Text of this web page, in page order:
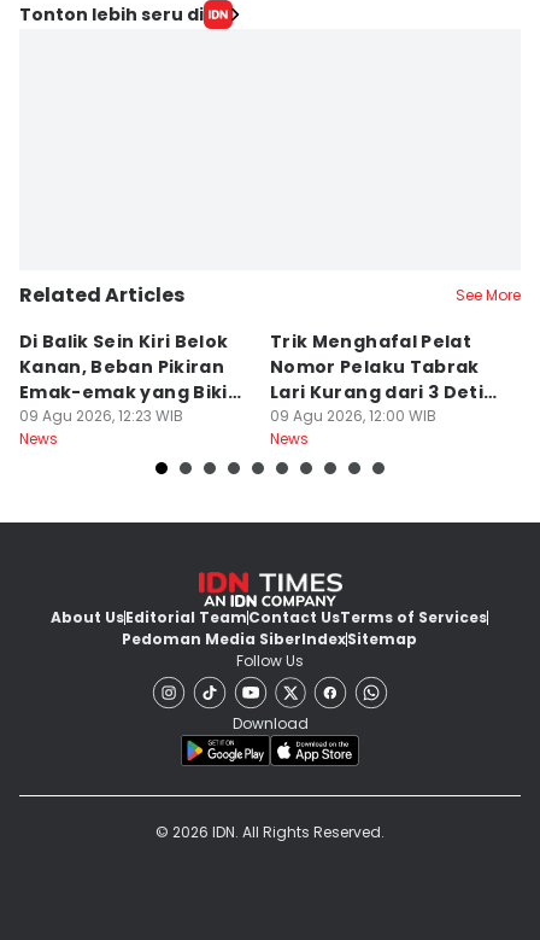
Tonton lebih seru di
Related Articles See More
Di Balik Sein Kiri Belok
Kanan, Beban Pikiran
Emak-emak yang Bikin
Gagal fokus di Jalan
09 Agu 2026, 12:23 WIB
News
Trik Menghafal Pelat
Nomor Pelaku Tabrak
Lari Kurang dari 3 Detik
di Tengah Kepanikan
09 Agu 2026, 12:00 WIB
News
About UsEditorial TeamContact UsTerms of Services
Pedoman Media SiberIndexSitemap
Follow Us
Download
© 2026 IDN. All Rights Reserved.